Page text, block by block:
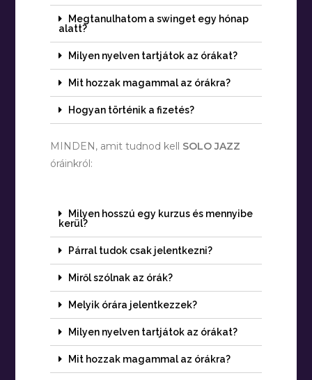
Megtanulhatom a swinget egy hónap
alatt?
Milyen nyelven tartjátok az órákat?
Mit hozzak magammal az órákra?
Hogyan történik a fizetés?
MINDEN, amit tudnod kell SOLO JAZZ
óráinkról:
Milyen hosszú egy kurzus és mennyibe
kerül?
Párral tudok csak jelentkezni?
Miről szólnak az órák?
Melyik órára jelentkezzek?
Milyen nyelven tartjátok az órákat?
Mit hozzak magammal az órákra?